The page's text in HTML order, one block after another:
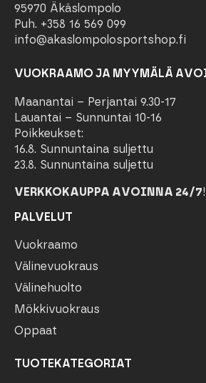
95970 Äkäslompolo
Puh. +358 16 569 099
info@akaslompolosportshop.fi
VUOKRAAMO JA MYYMÄLÄ
Maanantai – Perjantai 9.30-17
Lauantai – Sunnuntai 10-16
Poikkeukset:
16.8. Sunnuntaina suljettu
23.8. Sunnuntaina suljettu
VERKKOKAUPPA AVOINNA 24/7!
PALVELUT
Vuokraamo
Välinevuokraus
Välinehuolto
Mökkivuokraus
Oppaat
TUOTEKATEGORIAT